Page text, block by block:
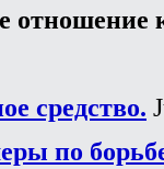
отношение
средство.
по